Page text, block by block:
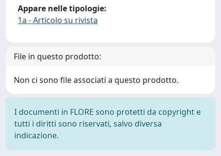
Appare nelle tipologie:
1a - Articolo su rivista
File in questo prodotto:
Non ci sono file associati a questo prodotto.
I documenti in FLORE sono protetti da copyright e
tutti i diritti sono riservati, salvo diversa
indicazione.